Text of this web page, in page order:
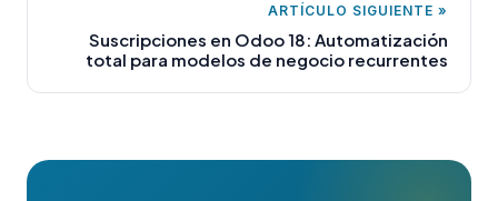
ARTÍCULO SIGUIENTE »
Suscripciones en Odoo 18: Automatización
total para modelos de negocio recurrentes